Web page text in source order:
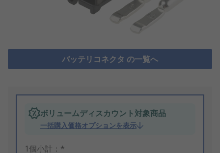
バッテリコネクタ の一覧へ
ボリュームディスカウント対象商品
一括購入価格オプションを表示
1個小計：*